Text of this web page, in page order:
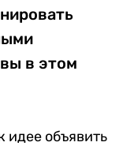
в этом
идее объявить